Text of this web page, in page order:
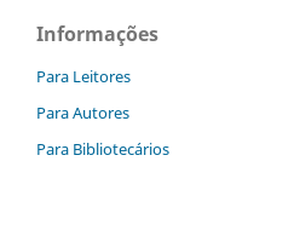
Informações
Para Leitores
Para Autores
Para Bibliotecários